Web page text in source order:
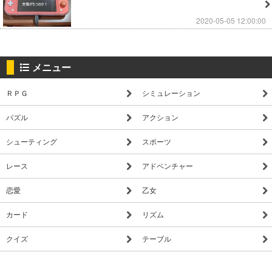
2020-05-05 12:00:00
メニュー
ＲＰＧ シミュレーション
パズル アクション
シューティング スポーツ
レース アドベンチャー
恋愛 乙女
カード リズム
クイズ テーブル